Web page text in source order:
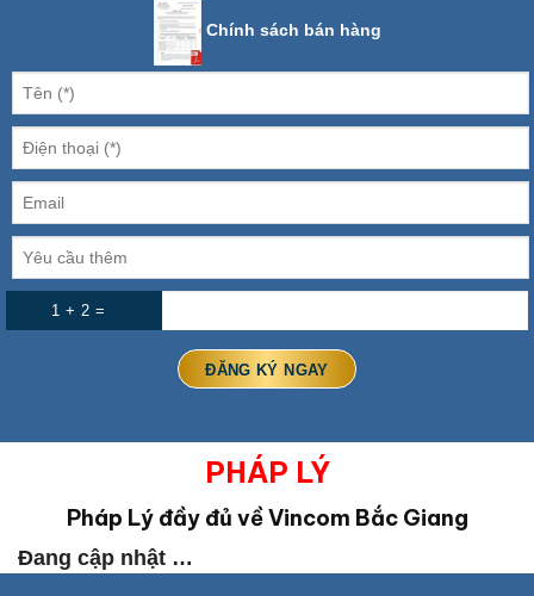
Chính sách bán hàng
1 + 2 =
PHÁP LÝ
Pháp Lý đầy đủ về Vincom Bắc Giang
Đang cập nhật …